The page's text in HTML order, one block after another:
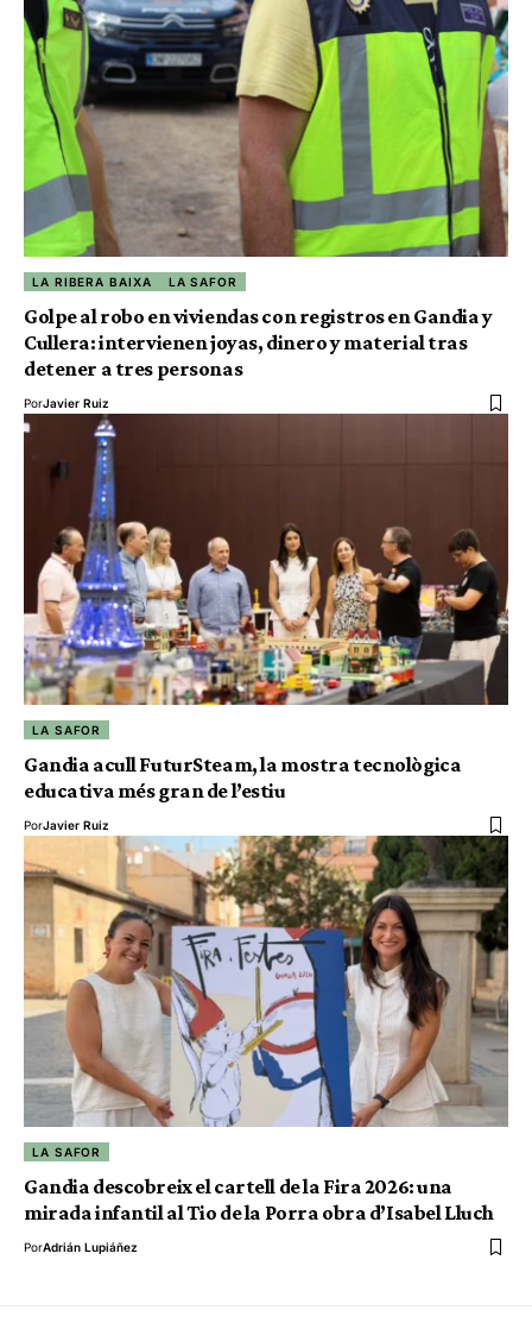
LA RIBERA BAIXA LA SAFOR
Golpe al robo en viviendas con registros en Gandia y
Cullera: intervienen joyas, dinero y material tras
detener a tres personas
PorJavier Ruiz
LA SAFOR
Gandia acull FuturSteam, la mostra tecnològica
educativa més gran de l’estiu
PorJavier Ruiz
LA SAFOR
Gandia descobreix el cartell de la Fira 2026: una
mirada infantil al Tio de la Porra obra d’Isabel Lluch
PorAdrián Lupiáñez